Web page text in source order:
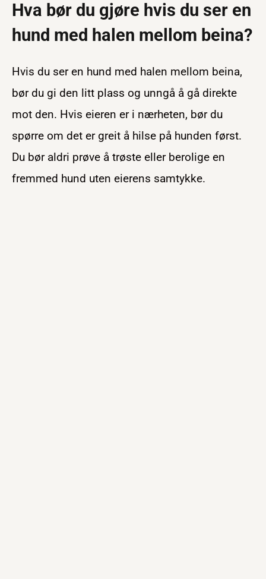
Hva bør du gjøre hvis du ser en
hund med halen mellom beina?
Hvis du ser en hund med halen mellom beina,
bør du gi den litt plass og unngå å gå direkte
mot den. Hvis eieren er i nærheten, bør du
spørre om det er greit å hilse på hunden først.
Du bør aldri prøve å trøste eller berolige en
fremmed hund uten eierens samtykke.